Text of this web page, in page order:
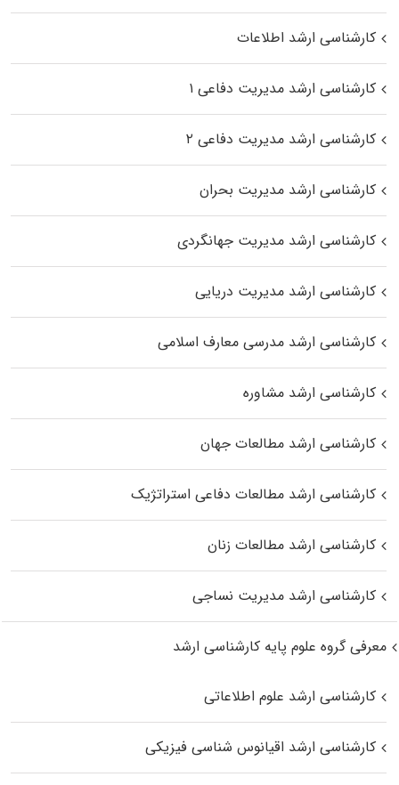
کارشناسی ارشد اطلاعات
کارشناسی ارشد مدیریت دفاعی ۱
کارشناسی ارشد مدیریت دفاعی ۲
کارشناسی ارشد مدیریت بحران
کارشناسی ارشد مدیریت جهانگردی
کارشناسی ارشد مدیریت دریایی
کارشناسی ارشد مدرسی معارف اسلامی
کارشناسی ارشد مشاوره
کارشناسی ارشد مطالعات جهان
کارشناسی ارشد مطالعات دفاعی استراتژیک
کارشناسی ارشد مطالعات زنان
کارشناسی ارشد مدیریت نساجی
معرفی گروه علوم پایه کارشناسی ارشد
کارشناسی ارشد علوم اطلاعاتی
کارشناسی ارشد اقیانوس‌ شناسی فیزیکی